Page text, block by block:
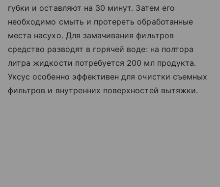
губки и оставляют на 30 минут. Затем его
необходимо смыть и протереть обработанные
места насухо. Для замачивания фильтров
средство разводят в горячей воде: на полтора
литра жидкости потребуется 200 мл продукта.
Уксус особенно эффективен для очистки съемных
фильтров и внутренних поверхностей вытяжки.